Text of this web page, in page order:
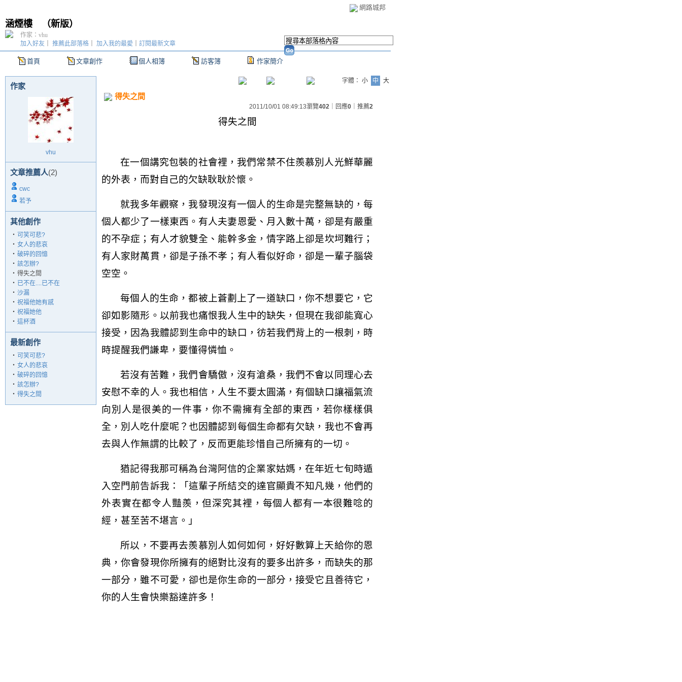
網路城邦
涵煙樓 （新版）
首頁 文章創作 個人相簿 訪客簿 作家簡介
加入好友 推薦此部落格 加入我的最愛 訂閱最新文章
作家：vhu
作家
vhu
文章推薦人(2)
cwc
若予
其他創作
‧ 可笑可悲?
‧ 女人的悲哀
‧ 破碎的回憶
‧ 該怎辦?
‧ 得失之間
‧ 已不在....已不在
‧ 沙漏
‧ 祝福他她有感
‧ 祝福她他
‧ 這杯酒
最新創作
‧ 可笑可悲?
‧ 女人的悲哀
‧ 破碎的回憶
‧ 該怎辦?
‧ 得失之間
字體： 小 中 大
得失之間
2011/10/01 08:49:13瀏覽402 ｜回應0 ｜推薦2
得失之間
在一個講究包裝的社會裡，我們常禁不住羨慕別人光鮮華麗
的外表，而對自己的欠缺耿耿於懷。
就我多年觀察，我發現沒有一個人的生命是完整無缺的，每
個人都少了一樣東西。有人夫妻恩愛、月入數十萬，卻是有嚴重
的不孕症；有人才貌雙全、能幹多金，情字路上卻是坎坷難行；
有人家財萬貫，卻是子孫不孝；有人看似好命，卻是一輩子腦袋
空空。
每個人的生命，都被上蒼劃上了一道缺口，你不想要它，它
卻如影隨形。以前我也痛恨我人生中的缺失，但現在我卻能寬心
接受，因為我體認到生命中的缺口，彷若我們背上的一根刺，時
時提醒我們謙卑，要懂得憐恤。
若沒有苦難，我們會驕傲，沒有滄桑，我們不會以同理心去
安慰不幸的人。我也相信，人生不要太圓滿，有個缺口讓福氣流
向別人是很美的一件事，你不需擁有全部的東西，若你樣樣俱
全，別人吃什麼呢？也因體認到每個生命都有欠缺，我也不會再
去與人作無謂的比較了，反而更能珍惜自己所擁有的一切。
猶記得我那可稱為台灣阿信的企業家姑媽，在年近七旬時遁
入空門前告訴我：「這輩子所結交的達官顯貴不知凡幾，他們的
外表實在都令人豔羨，但深究其裡，每個人都有一本很難唸的
經，甚至苦不堪言。」
所以，不要再去羨慕別人如何如何，好好數算上天給你的恩
典，你會發現你所擁有的絕對比沒有的要多出許多，而缺失的那
一部分，雖不可愛，卻也是你生命的一部分，接受它且善待它，
你的人生會快樂豁達許多！